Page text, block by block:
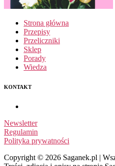
Strona główna
Przepisy
Przeliczniki
Sklep
Porady
Wiedza
KONTAKT
Newsletter
Regulamin
Polityka prywatności
Copyright © 2026 Saganek.pl |